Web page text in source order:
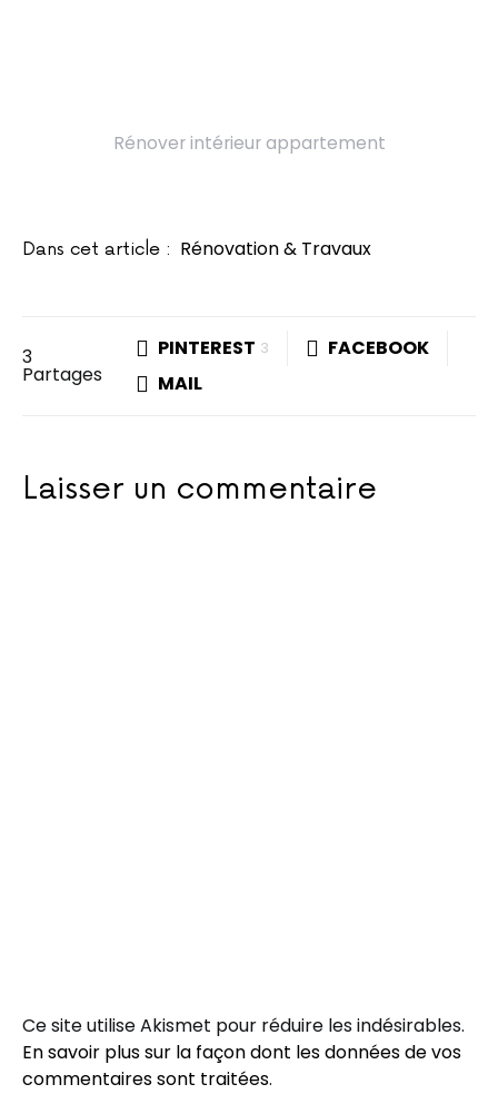
Rénover intérieur appartement
Dans cet article : Rénovation & Travaux
3
Partages
PINTEREST 3
FACEBOOK
MAIL
Laisser un commentaire
Ce site utilise Akismet pour réduire les indésirables.
En savoir plus sur la façon dont les données de vos
commentaires sont traitées.